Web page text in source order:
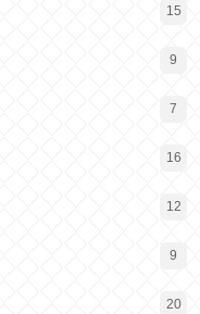
15
9
7
16
12
9
20